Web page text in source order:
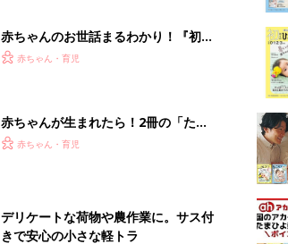
赤ちゃんのお世話まるわかり！『初め
てのひよこクラブ 夏号』〈巻頭大特
赤ちゃん・育児
赤ちゃんが生まれたら！2冊の「たま
ひよ」
赤ちゃん・育児
デリケートな荷物や農作業に。サス付
きで安心の小さな軽トラ